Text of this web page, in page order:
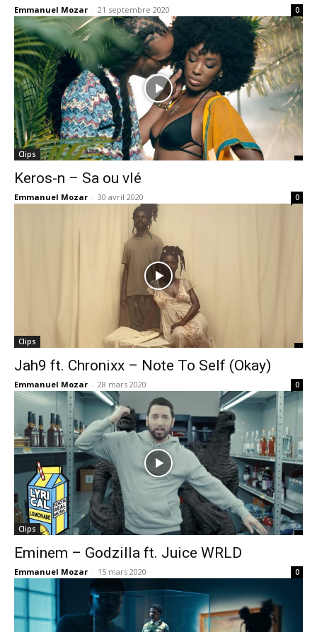
Emmanuel Mozar - 21 septembre 2020 0
Clips
Keros-n – Sa ou vlé
Emmanuel Mozar - 30 avril 2020 0
Clips
Jah9 ft. Chronixx – Note To Self (Okay)
Emmanuel Mozar - 28 mars 2020 0
Clips
Eminem – Godzilla ft. Juice WRLD
Emmanuel Mozar - 15 mars 2020 0